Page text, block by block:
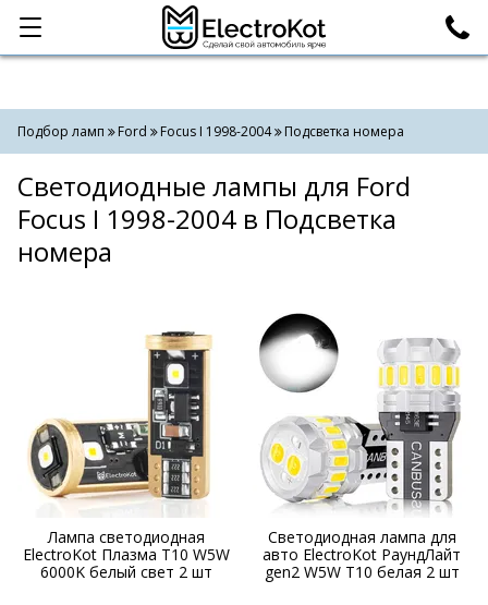
Категории Поиск
Подбор ламп Ford Focus I 1998-2004 Подсветка номера
Светодиодные лампы для Ford
Focus I 1998-2004 в Подсветка
номера
Лампа светодиодная
ElectroKot Плазма T10 W5W
6000K белый свет 2 шт
Светодиодная лампа для
авто ElectroKot РаундЛайт
gen2 W5W T10 белая 2 шт